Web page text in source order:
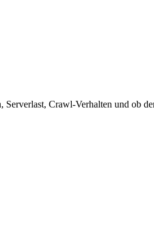
Crawl-Verhalten und ob